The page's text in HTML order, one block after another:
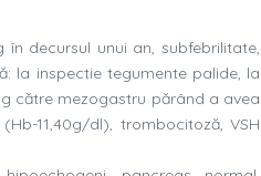
decursul unui an, subfebrilitate,
la inspectie tegumente palide, la
către mezogastru părând a avea
11,40g/dl), trombocitoză, VSH